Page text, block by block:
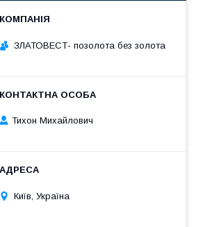
ЗЛАТОВЕСТ- позолота без золота
Тихон Михайлович
Київ, Україна